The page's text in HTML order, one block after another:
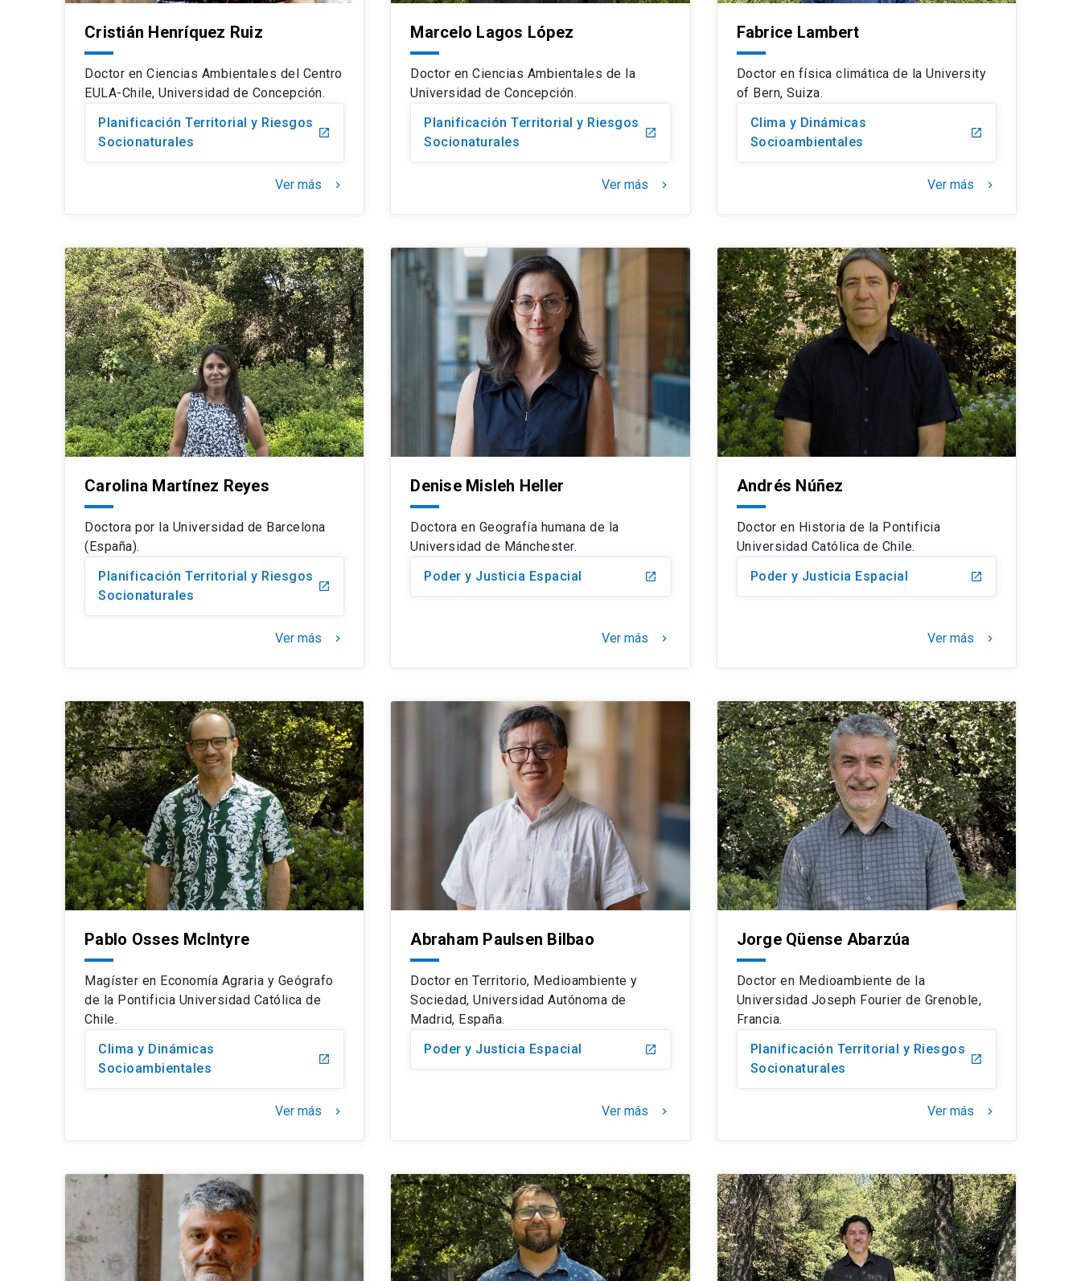
Cristián Henríquez Ruiz
Doctor en Ciencias Ambientales del Centro
EULA-Chile, Universidad de Concepción.
Planificación Territorial y Riesgos
Socionaturales
launch
Ver más keyboard_arrow_right
Marcelo Lagos López
Doctor en Ciencias Ambientales de la
Universidad de Concepción.
Planificación Territorial y Riesgos
Socionaturales
launch
Ver más keyboard_arrow_right
Fabrice Lambert
Doctor en física climática de la University
of Bern, Suiza.
Clima y Dinámicas
Socioambientales
launch
Ver más keyboard_arrow_right
Carolina Martínez Reyes
Doctora por la Universidad de Barcelona
(España).
Planificación Territorial y Riesgos
Socionaturales
launch
Ver más keyboard_arrow_right
Denise Misleh Heller
Doctora en Geografía humana de la
Universidad de Mánchester.
Poder y Justicia Espacial
launch
Ver más keyboard_arrow_right
Andrés Núñez
Doctor en Historia de la Pontificia
Universidad Católica de Chile.
Poder y Justicia Espacial
launch
Ver más keyboard_arrow_right
Pablo Osses McIntyre
Magíster en Economía Agraria y Geógrafo
de la Pontificia Universidad Católica de
Chile.
Clima y Dinámicas
Socioambientales
launch
Ver más keyboard_arrow_right
Abraham Paulsen Bilbao
Doctor en Territorio, Medioambiente y
Sociedad, Universidad Autónoma de
Madrid, España.
Poder y Justicia Espacial
launch
Ver más keyboard_arrow_right
Jorge Qüense Abarzúa
Doctor en Medioambiente de la
Universidad Joseph Fourier de Grenoble,
Francia.
Planificación Territorial y Riesgos
Socionaturales
launch
Ver más keyboard_arrow_right